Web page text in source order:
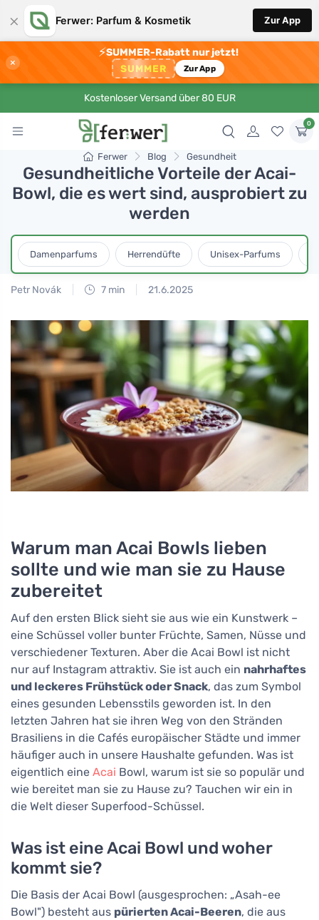
× Ferwer: Parfum & Kosmetik Zur App
×
⚡SUMMER-Rabatt nur jetzt!
SUMMER Zur App
Kostenloser Versand über 80 EUR
0
Ferwer Blog Gesundheit
Gesundheitliche Vorteile der Acai-
Bowl, die es wert sind, ausprobiert zu
werden
Damenparfums Herrendüfte Unisex-Parfums
Petr Novák 7 min 21.6.2025
Warum man Acai Bowls lieben
sollte und wie man sie zu Hause
zubereitet
Auf den ersten Blick sieht sie aus wie ein Kunstwerk –
eine Schüssel voller bunter Früchte, Samen, Nüsse und
verschiedener Texturen. Aber die Acai Bowl ist nicht
nur auf Instagram attraktiv. Sie ist auch ein nahrhaftes
und leckeres Frühstück oder Snack, das zum Symbol
eines gesunden Lebensstils geworden ist. In den
letzten Jahren hat sie ihren Weg von den Stränden
Brasiliens in die Cafés europäischer Städte und immer
häufiger auch in unsere Haushalte gefunden. Was ist
eigentlich eine Acai Bowl, warum ist sie so populär und
wie bereitet man sie zu Hause zu? Tauchen wir ein in
die Welt dieser Superfood-Schüssel.
Was ist eine Acai Bowl und woher
kommt sie?
Die Basis der Acai Bowl (ausgesprochen: „Asah-ee
Bowl") besteht aus pürierten Acai-Beeren, die aus